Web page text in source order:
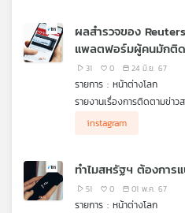
กิจกรรม
เครือ
ผลสำรวจของ
แพลตฟอร์มผู้คนมักติ
ดังมากกว่านักข่าวตัวจริง
31 0 24 มิ.ย. 67
รายการ : หน้าต่างโลก
รายงานเรื่องการติดตามข่า
เสียงในสื่อสังคมออนไลน์มา
instagram
ทำไมสหรัฐฯ ต้องการ
51 0 01 พ.ค. 67
รายการ : หน้าต่างโลก